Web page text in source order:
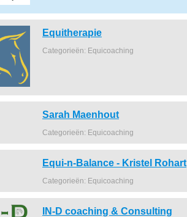
Equitherapie
Categorieën: Equicoaching
Sarah Maenhout
Categorieën: Equicoaching
Equi-n-Balance - Kristel Rohart
Categorieën: Equicoaching
IN-D coaching & Consulting